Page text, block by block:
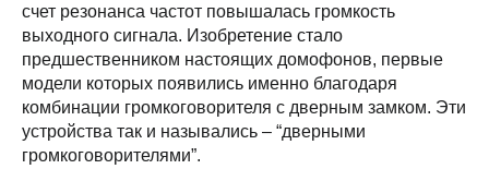
счет резонанса частот повышалась громкость
выходного сигнала. Изобретение стало
предшественником настоящих домофонов, первые
модели которых появились именно благодаря
комбинации громкоговорителя с дверным замком. Эти
устройства так и назывались – “дверными
громкоговорителями”.